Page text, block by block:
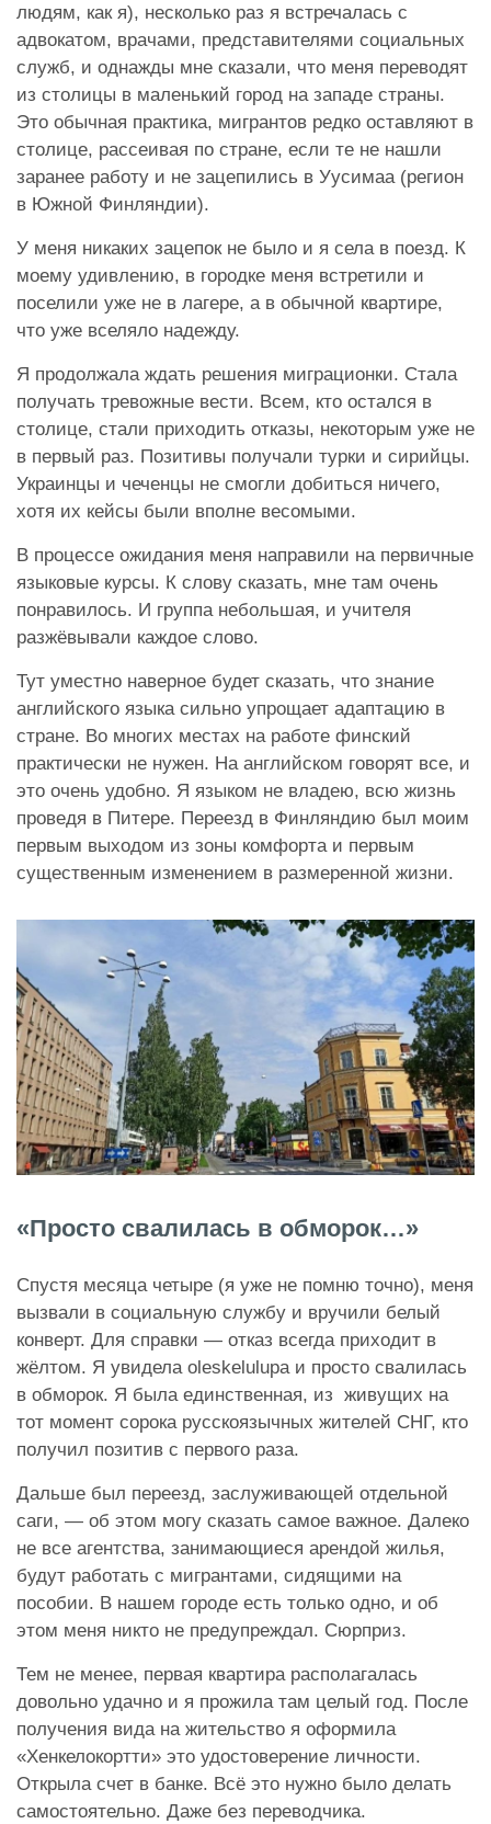
людям, как я), несколько раз я встречалась с
адвокатом, врачами, представителями социальных
служб, и однажды мне сказали, что меня переводят
из столицы в маленький город на западе страны.
Это обычная практика, мигрантов редко оставляют в
столице, рассеивая по стране, если те не нашли
заранее работу и не зацепились в Уусимаа (регион
в Южной Финляндии).
У меня никаких зацепок не было и я села в поезд. К
моему удивлению, в городке меня встретили и
поселили уже не в лагере, а в обычной квартире,
что уже вселяло надежду.
Я продолжала ждать решения миграционки. Стала
получать тревожные вести. Всем, кто остался в
столице, стали приходить отказы, некоторым уже не
в первый раз. Позитивы получали турки и сирийцы.
Украинцы и чеченцы не смогли добиться ничего,
хотя их кейсы были вполне весомыми.
В процессе ожидания меня направили на первичные
языковые курсы. К слову сказать, мне там очень
понравилось. И группа небольшая, и учителя
разжёвывали каждое слово.
Тут уместно наверное будет сказать, что знание
английского языка сильно упрощает адаптацию в
стране. Во многих местах на работе финский
практически не нужен. На английском говорят все, и
это очень удобно. Я языком не владею, всю жизнь
проведя в Питере. Переезд в Финляндию был моим
первым выходом из зоны комфорта и первым
существенным изменением в размеренной жизни.
«Просто свалилась в обморок…»
Спустя месяца четыре (я уже не помню точно), меня
вызвали в социальную службу и вручили белый
конверт. Для справки — отказ всегда приходит в
жёлтом. Я увидела oleskelulupa и просто свалилась
в обморок. Я была единственная, из живущих на
тот момент сорока русскоязычных жителей СНГ, кто
получил позитив с первого раза.
Дальше был переезд, заслуживающей отдельной
саги, — об этом могу сказать самое важное. Далеко
не все агентства, занимающиеся арендой жилья,
будут работать с мигрантами, сидящими на
пособии. В нашем городе есть только одно, и об
этом меня никто не предупреждал. Сюрприз.
Тем не менее, первая квартира располагалась
довольно удачно и я прожила там целый год. После
получения вида на жительство я оформила
«Хенкелокортти» это удостоверение личности.
Открыла счет в банке. Всё это нужно было делать
самостоятельно. Даже без переводчика.